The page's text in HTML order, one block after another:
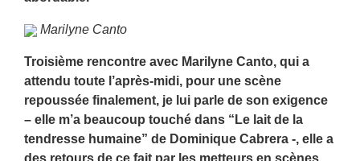
Marilyne Canto
Troisième rencontre avec Marilyne Canto, qui a
attendu toute l’après-midi, pour une scène
repoussée finalement, je lui parle de son exigence
– elle m’a beaucoup touché dans “Le lait de la
tendresse humaine” de Dominique Cabrera -, elle a
des retours de ce fait par les metteurs en scènes